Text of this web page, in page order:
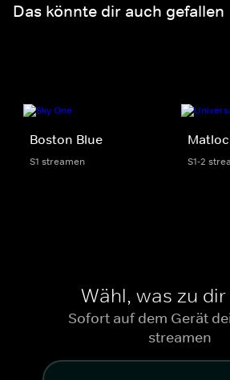
Das könnte dir auch gefallen
Boston Blue
S1 streamen S1-2
Wähl, was zu
Sofort auf dem Gerät
streamen